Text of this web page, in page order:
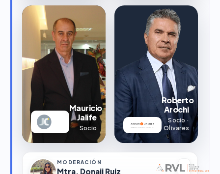
Mauricio
Jalife
Socio
Roberto
Arochi
Socio ·
Olivares
MODERACIÓN
Mtra. Donaji Ruiz